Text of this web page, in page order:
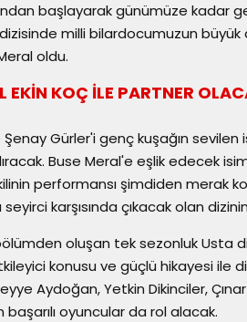
başlayarak günümüze kadar
milli bilardocumuzun büyük
oldu.
EKİN KOÇ İLE PARTNER
Gürler'i genç kuşağın sevilen
Buse Meral'e eşlik edecek
performansı şimdiden merak
karşısında çıkacak olan
oluşan tek sezonluk Usta
konusu ve güçlü hikayesi ile
Aydoğan, Yetkin Dikinciler,
oyuncular da rol alacak.